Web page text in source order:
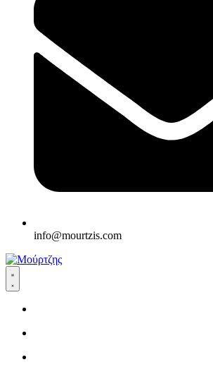
info@mourtzis.com